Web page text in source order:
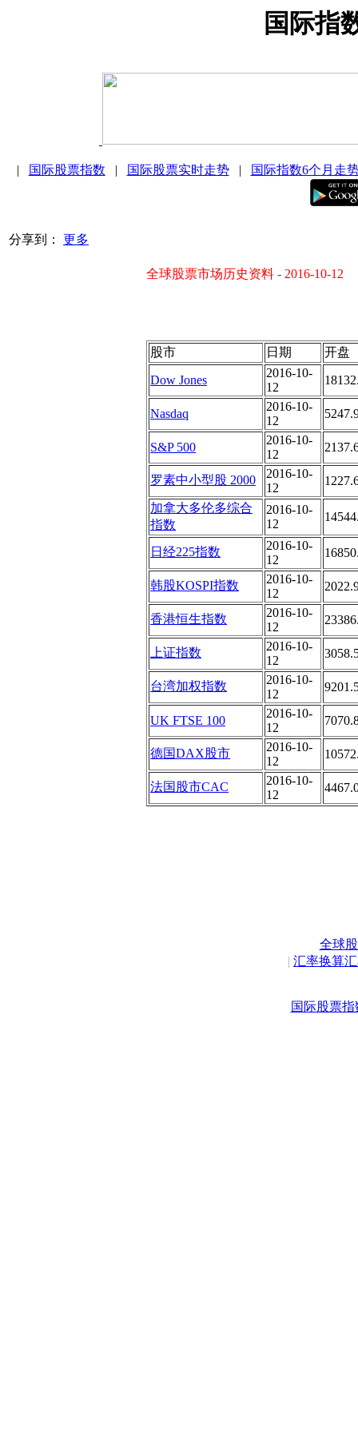
国际指
| 国际股票指数 | 国际股票实时走势| 国际指数6个月走
分享到： 更多
全球股票市场历史资料 - 2016-10-12
股市 日期 开盘
Dow Jones
2016-10-
12
Nasdaq
2016-10-
12
S&P 500
2016-10-
12
罗素中小型股 2000
2016-10-
12
加拿大多伦多综合
指数
2016-10-
12
日经225指数
2016-10-
12
韩股KOSPI指数
2016-10-
12
香港恒生指数
2016-10-
12
上证指数
2016-10-
12
台湾加权指数
2016-10-
12
UK FTSE 100
2016-10-
12
德国DAX股市
2016-10-
12
法国股市CAC
2016-10-
12
全球
| 汇率换算
国际股票指